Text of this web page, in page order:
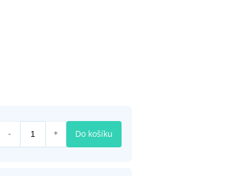
Do košíku